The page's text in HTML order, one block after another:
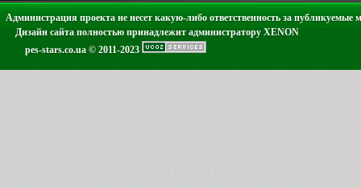
Администрация проекта не несет какую-либо ответственность за публикуемые
Дизайн сайта полностью принадлежит администратору XENON
pes-stars.co.ua © 2011-2023